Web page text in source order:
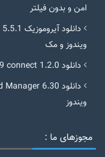
امن و بدون فیلتر
ویندوز و مک
دانلود quad9 connect 1.2.0 دی ان اس کواد ناین برای اندروید
ویندوز
مجوزهای ما :